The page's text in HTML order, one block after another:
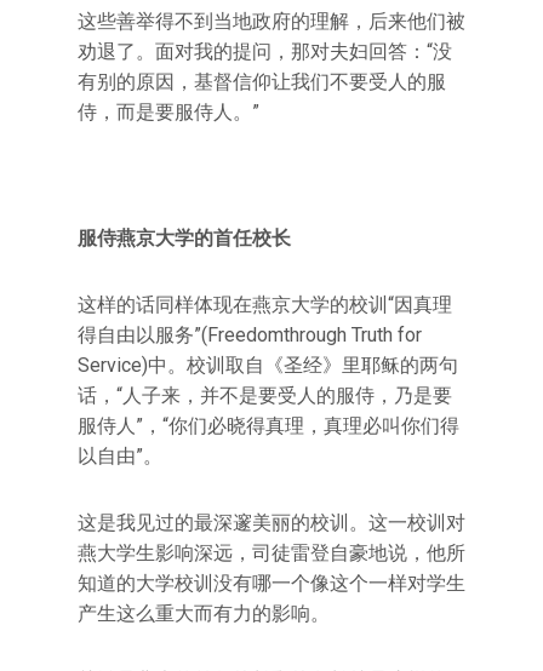
这些善举得不到当地政府的理解，后来他们被
劝退了。面对我的提问，那对夫妇回答：“没
有别的原因，基督信仰让我们不要受人的服
侍，而是要服侍人。”
服侍燕京大学的首任校长
这样的话同样体现在燕京大学的校训“因真理
得自由以服务”(Freedomthrough Truth for
Service)中。校训取自《圣经》里耶稣的两句
话，“人子来，并不是要受人的服侍，乃是要
服侍人”，“你们必晓得真理，真理必叫你们得
以自由”。
这是我见过的最深邃美丽的校训。这一校训对
燕大学生影响深远，司徒雷登自豪地说，他所
知道的大学校训没有哪一个像这个一样对学生
产生这么重大而有力的影响。